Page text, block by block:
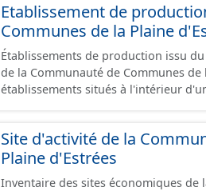
Etablissement de
Communes de la Plaine
Établissements de production issu
de la Communauté de Communes de la
établissements situés à l'intérieur
terrains à vocation économique à ce
du CNIG se limitant aux SCI.
Site d'activité de la
Plaine d'Estrées
Inventaire des sites économiques de